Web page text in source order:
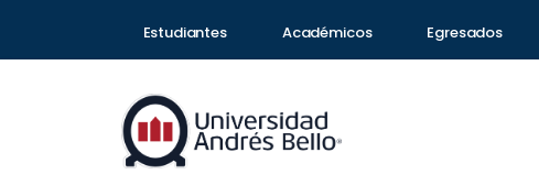
Estudiantes Académicos Egresados